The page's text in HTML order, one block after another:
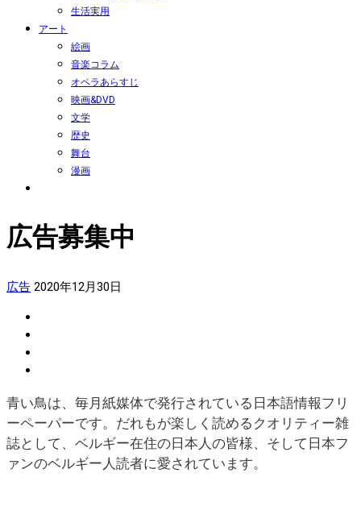
生活実用
アート
絵画
音楽コラム
オペラあらすじ
映画&DVD
文学
歴史
舞台
漫画
広告募集中
広告 2020年12月30日
青い鳥は、毎月紙媒体で発行されている日本語情報フリ
ーペーパーです。だれもが楽しく読めるクオリティー雑
誌として、ベルギー在住の日本人の皆様、そして日本フ
ァンのベルギー人読者に愛されています。